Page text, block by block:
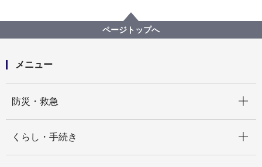
新型コロナウイルス感染症による新たな市内の患者確
認について
ページトップへ
メニュー
防災・救急
くらし・手続き